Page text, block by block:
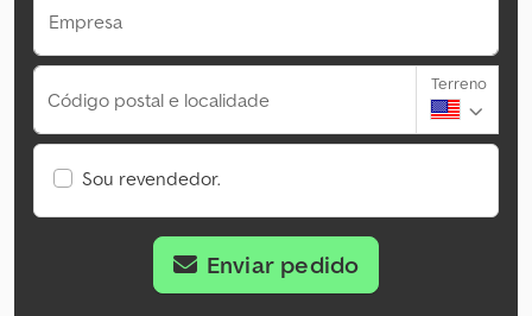
Empresa
Código postal e localidade
Terreno
Sou revendedor.
Enviar pedido